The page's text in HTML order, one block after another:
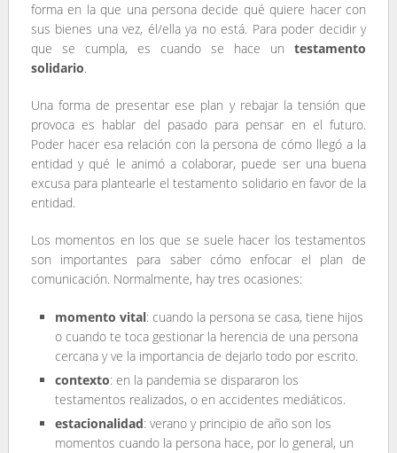
forma en la que una persona decide qué quiere hacer con
sus bienes una vez, él/ella ya no está. Para poder decidir y
que se cumpla, es cuando se hace untestamento
solidario.
Una forma de presentar ese plan y rebajar la tensión que
provoca es hablar del pasado para pensar en el futuro.
Poder hacer esa relación con la persona de cómo llegó a la
entidad y qué le animó a colaborar, puede ser una buena
excusa para plantearle el testamento solidario en favor de la
entidad.
Los momentos en los que se suele hacer los testamentos
son importantes para saber cómo enfocar el plan de
comunicación. Normalmente, hay tres ocasiones:
momento vital: cuando la persona se casa, tiene hijos
o cuando te toca gestionar la herencia de una persona
cercana y ve la importancia de dejarlo todo por escrito.
contexto: en la pandemia se dispararon los
testamentos realizados, o en accidentes mediáticos.
estacionalidad: verano y principio de año son los
momentos cuando la persona hace, por lo general, un